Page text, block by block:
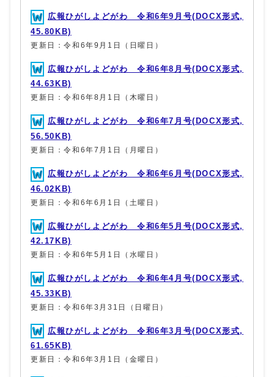
広報ひがしよどがわ 令和6年9月号(DOCX形式,
45.80KB)
更新日：令和6年9月1日（日曜日）
広報ひがしよどがわ 令和6年8月号(DOCX形式,
44.63KB)
更新日：令和6年8月1日（木曜日）
広報ひがしよどがわ 令和6年7月号(DOCX形式,
56.50KB)
更新日：令和6年7月1日（月曜日）
広報ひがしよどがわ 令和6年6月号(DOCX形式,
46.02KB)
更新日：令和6年6月1日（土曜日）
広報ひがしよどがわ 令和6年5月号(DOCX形式,
42.17KB)
更新日：令和6年5月1日（水曜日）
広報ひがしよどがわ 令和6年4月号(DOCX形式,
45.33KB)
更新日：令和6年3月31日（日曜日）
広報ひがしよどがわ 令和6年3月号(DOCX形式,
61.65KB)
更新日：令和6年3月1日（金曜日）